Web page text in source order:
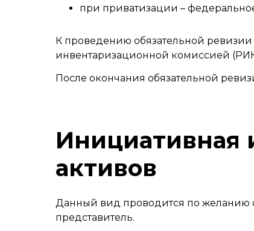
при приватизации –
К проведению обязательной ревизии
инвентаризационной комиссией
После окончания обязательной
Инициативная
активов
Данный вид проводится по желанию
представитель.